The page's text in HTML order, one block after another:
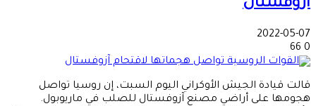
آزوفستال
2022-05-07
0
قالت‭‭ ‬‬قيادة الجيش الأوكراني اليوم السبت، إن روسيا تواصل
هجومها على أراضي مصنع آزوفستال للصلب في ماريوبول.